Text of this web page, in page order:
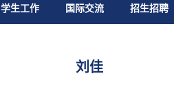
学生工作 国际交流 招生招聘
刘佳